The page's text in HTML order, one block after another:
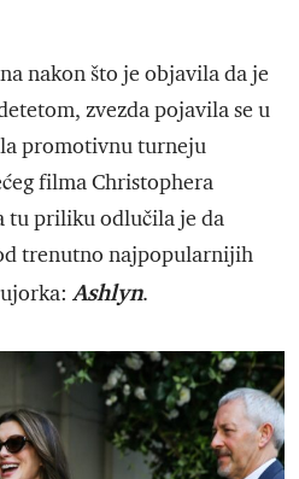
nakon što je objavila da je
zvezda pojavila se u
promotivnu turneju
filma Christophera
tu priliku odlučila je da
trenutno najpopularnijih
Ashlyn.